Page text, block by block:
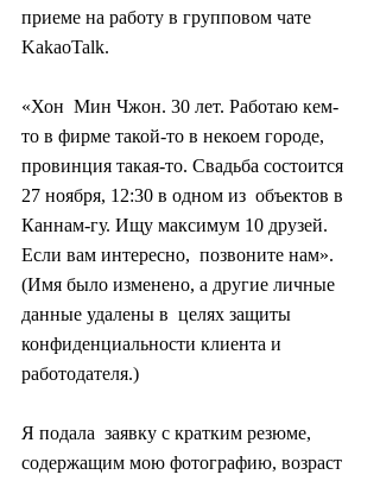
приеме на работу в групповом чате
KakaoTalk.
«Хон  Мин Чжон. 30 лет. Работаю кем-
то в фирме такой-то в некоем городе,
провинция такая-то. Свадьба состоится
27 ноября, 12:30 в одном из  объектов в
Каннам-гу. Ищу максимум 10 друзей.
Если вам интересно,  позвоните нам».
(Имя было изменено, а другие личные
данные удалены в  целях защиты
конфиденциальности клиента и
работодателя.)
Я подала  заявку с кратким резюме,
содержащим мою фотографию, возраст